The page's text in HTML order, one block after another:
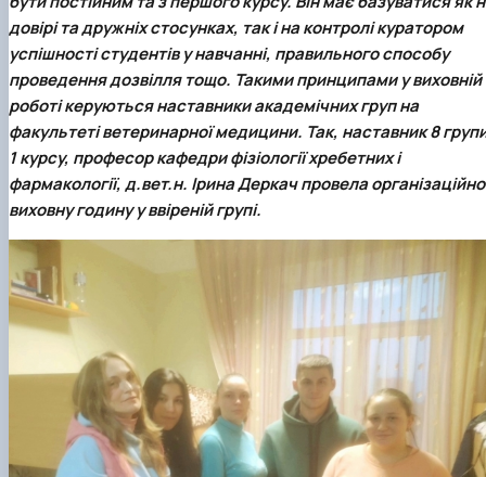
НОВИНИ
факультетом ветеринарної медицини …
Скринька довіри
Вступ 2022 рік
Вступ 2021 рік
Вступ 2020 рік
Вступ 2019 рік
Вступ 2018 рік
довірі та дружніх стосунках, так і на контролі куратором
успішності студентів у навчанні, правильного способу
проведення дозвілля тощо. Такими принципами у виховній
роботі керуються наставники академічних груп на
факультеті ветеринарної медицини. Так, наставник 8
1 курсу, професор кафедри фізіології хребетних і
фармакології, д.вет.н. Ірина Деркачпровела
виховну годину у ввіреній групі.